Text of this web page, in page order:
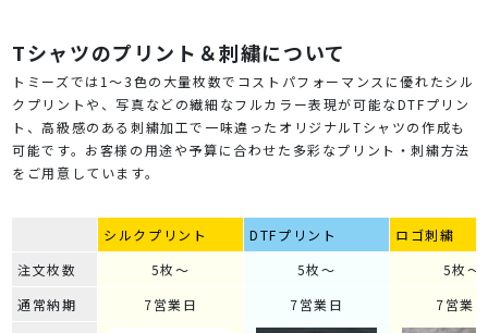
Tシャツのプリント＆刺繍について
トミーズでは1～3色の大量枚数でコストパフォーマンスに優れたシル
クプリントや、写真などの繊細なフルカラー表現が可能なDTFプリン
ト、高級感のある刺繍加工で一味違ったオリジナルTシャツの作成も
可能です。お客様の用途や予算に合わせた多彩なプリント・刺繍方法
をご用意しています。
シルクプリント DTFプリント
ロゴ刺繍
注文枚数
5枚～ 5枚～
5枚～
通常納期
7営業日 7営業日 7営業